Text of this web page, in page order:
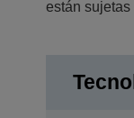
están